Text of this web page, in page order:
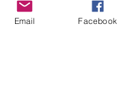
Email Facebook